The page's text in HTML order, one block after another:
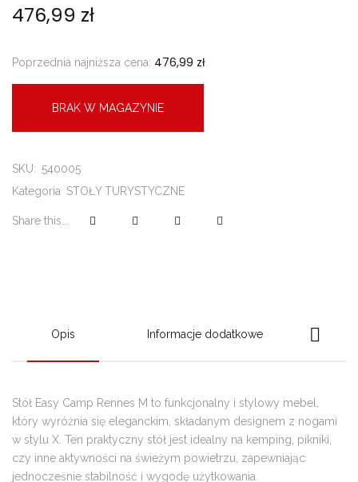
476,99 zł
Poprzednia najniższa cena: 476,99 zł
BRAK W MAGAZYNIE
SKU: 540005
Kategoria STOŁY TURYSTYCZNE
Share this...
Opis Informacje dodatkowe
Stół Easy Camp Rennes M to funkcjonalny i stylowy mebel,
który wyróżnia się eleganckim, składanym designem z nogami
w stylu X. Ten praktyczny stół jest idealny na kemping, pikniki,
czy inne aktywności na świeżym powietrzu, zapewniając
jednocześnie stabilność i wygodę użytkowania.